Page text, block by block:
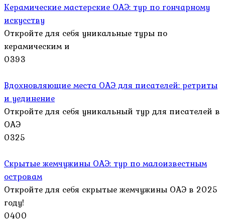
Керамические мастерские ОАЭ: тур по гончарному
искусству
Откройте для себя уникальные туры по
керамическим и
0393
Вдохновляющие места ОАЭ для писателей: ретриты
и уединение
Откройте для себя уникальный тур для писателей в
ОАЭ
0325
Скрытые жемчужины ОАЭ: тур по малоизвестным
островам
Откройте для себя скрытые жемчужины ОАЭ в 2025
году!
0400